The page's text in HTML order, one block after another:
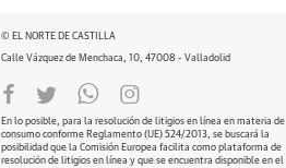
© EL NORTE DE CASTILLA
Calle Vázquez de Menchaca, 10, 47008 - Valladolid
En lo posible, para la resolución de litigios en línea en materia de
consumo conforme Reglamento (UE) 524/2013, se buscará la
posibilidad que la Comisión Europea facilita como plataforma de
resolución de litigios en línea y que se encuentra disponible en el